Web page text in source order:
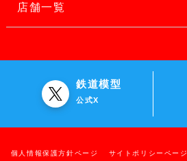
店舗一覧
鉄道模型
公式X
個人情報保護方針ページ サイトポリシーページ